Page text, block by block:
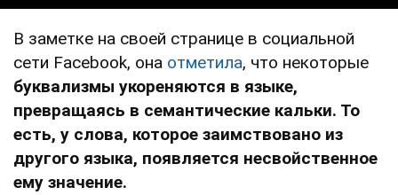
В заметке на своей странице в социальной
сети Facebook, она отметила, что некоторые
буквализмы укореняются в языке,
превращаясь в семантические кальки. То
есть, у слова, которое заимствовано из
другого языка, появляется несвойственное
ему значение.